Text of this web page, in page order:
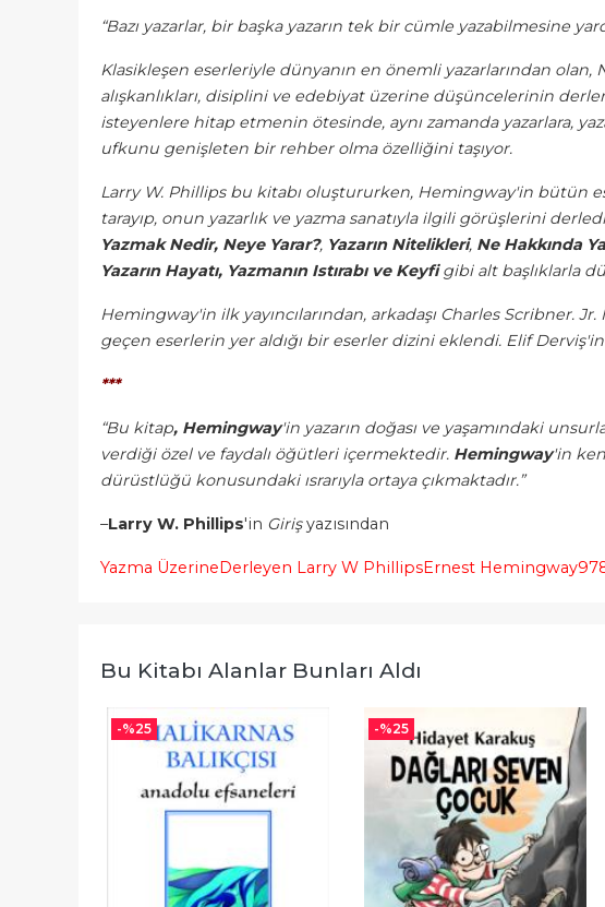
“Bazı yazarlar, bir başka yazarın tek bir cümle yazabilmesine
Klasikleşen eserleriyle dünyanın en önemli yazarlarından
alışkanlıkları, disiplini ve edebiyat üzerine düşüncelerinin
isteyenlere hitap etmenin ötesinde, aynı zamanda yazarlara,
ufkunu genişleten bir rehber olma özelliğini taşıyor.
Larry W. Phillips bu kitabı oluştururken, Hemingway'in bütün
tarayıp, onun yazarlık ve yazma sanatıyla ilgili görüşlerini
Yazmak Nedir, Neye Yarar?, Yazarın Nitelikleri, Ne Hakkında
Yazarın Hayatı, Yazmanın Istırabı ve Keyfigibi alt başlıklarla
Hemingway'in ilk yayıncılarından, arkadaşı Charles Scribner.
geçen eserlerin yer aldığı bir eserler dizini eklendi. Elif
***
“Bu kitap, Hemingway'in yazarın doğası ve yaşamındaki
verdiği özel ve faydalı öğütleri içermektedir. Hemingway'in
dürüstlüğü konusundaki ısrarıyla ortaya çıkmaktadır.”
–Larry W. Phillips'in Girişyazısından
Yazma ÜzerineDerleyen Larry W PhillipsErnest Hemingway
Bu Kitabı Alanlar Bunları Aldı
-%25 -%25